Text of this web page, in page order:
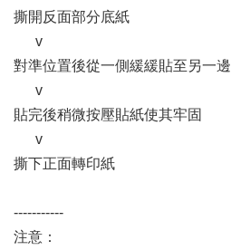
撕開反面部分底紙
      v
對準位置後從一側緩緩貼至另一邊
      v
貼完後稍微按壓貼紙使其牢固
      v
撕下正面轉印紙
-----------
注意：